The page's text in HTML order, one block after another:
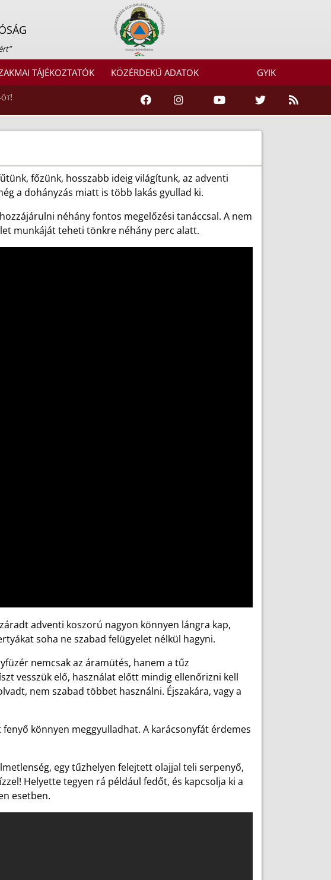
TÁJÉKOZTATÓK KÖZÉRDEKŰ ADATOK GYIK
öt!
főzünk, hosszabb ideig világítunk, az adventi
a dohányzás miatt is több lakás gyullad ki.
néhány fontos megelőzési tanáccsal. A nem
munkáját teheti tönkre néhány perc alatt.
adventi koszorú nagyon könnyen lángra kap,
soha ne szabad felügyelet nélkül hagyni.
nemcsak az áramütés, hanem a tűz
vesszük elő, használat előtt mindig ellenőrizni kell
nem szabad többet használni. Éjszakára, vagy a
könnyen meggyulladhat. A karácsonyfát érdemes
egy tűzhelyen felejtett olajjal teli serpenyő,
Helyette tegyen rá például fedőt, és kapcsolja ki a
esetben.